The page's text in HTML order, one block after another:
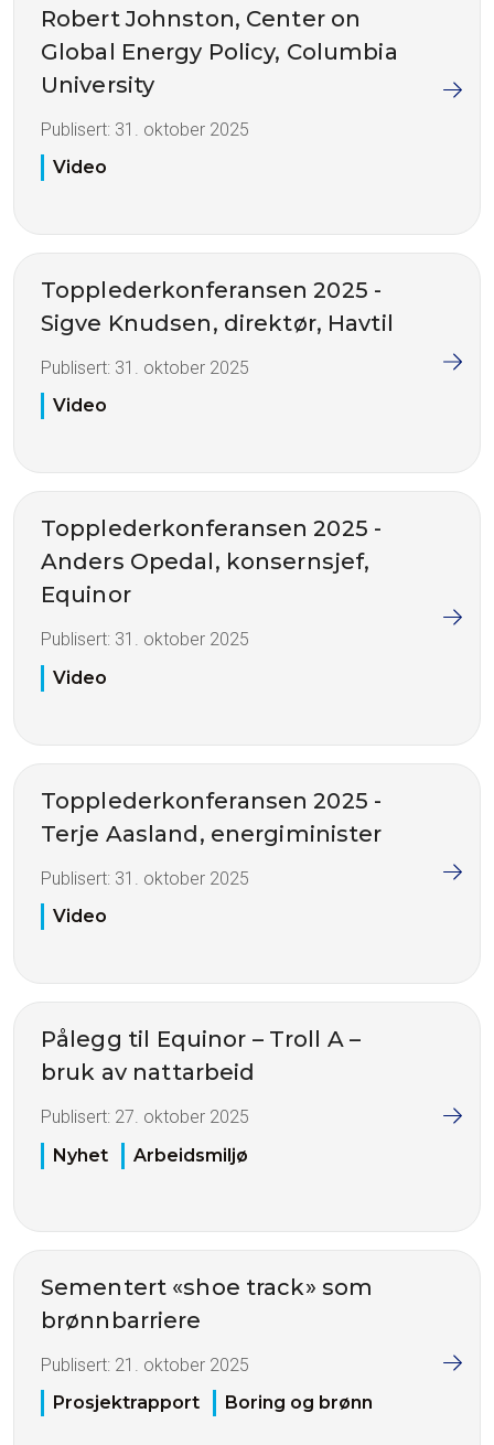
Robert Johnston, Center on
Global Energy Policy, Columbia
University
Publisert: 31. oktober 2025
Video
Topplederkonferansen 2025 -
Sigve Knudsen, direktør, Havtil
Publisert: 31. oktober 2025
Video
Topplederkonferansen 2025 -
Anders Opedal, konsernsjef,
Equinor
Publisert: 31. oktober 2025
Video
Topplederkonferansen 2025 -
Terje Aasland, energiminister
Publisert: 31. oktober 2025
Video
Pålegg til Equinor – Troll A –
bruk av nattarbeid
Publisert: 27. oktober 2025
Nyhet
Arbeidsmiljø
Sementert «shoe track» som
brønnbarriere
Publisert: 21. oktober 2025
Prosjektrapport
Boring og brønn